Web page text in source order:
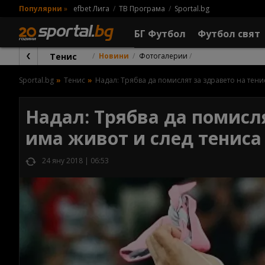
Популярни » efbet Лига ТВ Програма Sportal.bg
БГ Футбол Футбол свят
Тенис Новини Фотогалерии
Sportal.bg Тенис Надал: Трябва да помислят за здравето на
Надал: Трябва да
има живот и след тениса
24 яну 2018 | 06:53